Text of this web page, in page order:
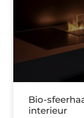
Bio-
interieur